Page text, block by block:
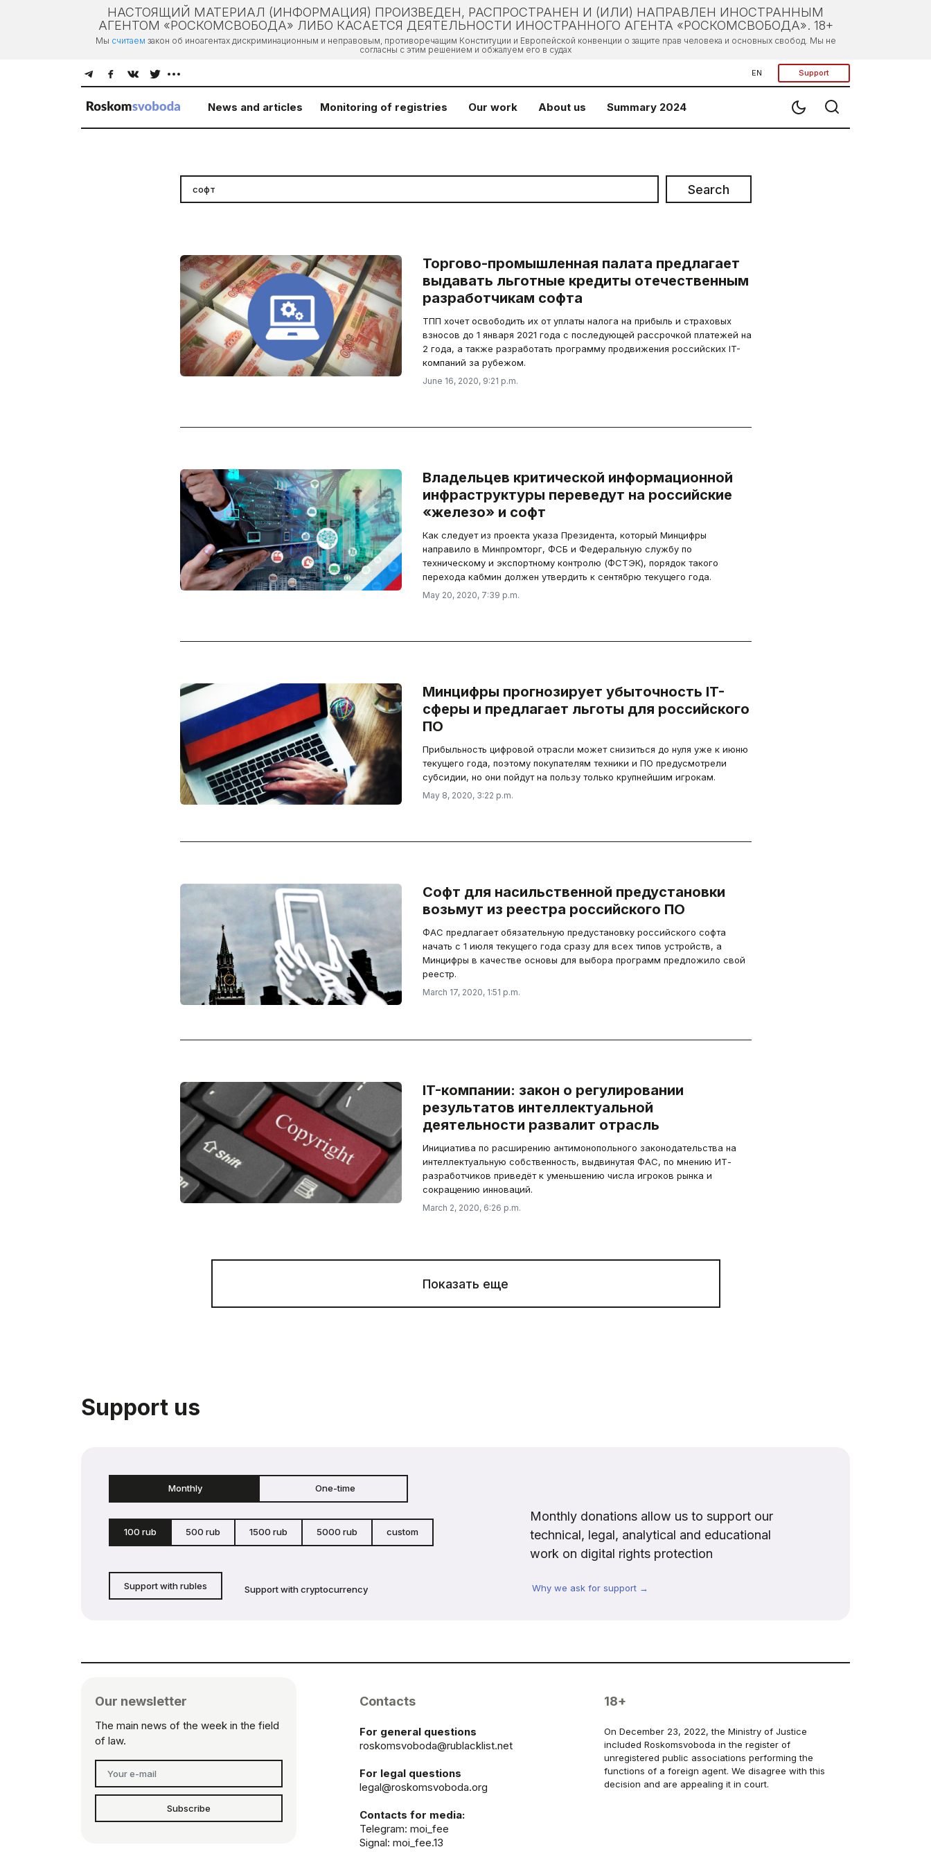
НАСТОЯЩИЙ МАТЕРИАЛ (ИНФОРМАЦИЯ) ПРОИЗВЕДЕН, РАСПРОСТРАНЕН И (ИЛИ) НАПРАВЛЕН ИНОСТРАННЫМ
АГЕНТОМ «РОСКОМСВОБОДА» ЛИБО КАСАЕТСЯ ДЕЯТЕЛЬНОСТИ ИНОСТРАННОГО АГЕНТА «РОСКОМСВОБОДА». 18+
Мы считаем закон об иноагентах дискриминационным и неправовым, противоречащим Конституции и Европейской конвенции о защите прав человека и основных свобод. Мы не
согласны с этим решением и обжалуем его в судах
EN Support
News and articles Monitoring of registries Our work About us Summary 2024
Search
Торгово-промышленная палата предлагает
выдавать льготные кредиты отечественным
разработчикам софта
ТПП хочет освободить их от уплаты налога на прибыль и страховых
взносов до 1 января 2021 года с последующей рассрочкой платежей на
2 года, а также разработать программу продвижения российских IT-
компаний за рубежом.
June 16, 2020, 9:21 p.m.
Владельцев критической информационной
инфраструктуры переведут на российские
«железо» и софт
Как следует из проекта указа Президента, который Минцифры
направило в Минпромторг, ФСБ и Федеральную службу по
техническому и экспортному контролю (ФСТЭК), порядок такого
перехода кабмин должен утвердить к сентябрю текущего года.
May 20, 2020, 7:39 p.m.
Минцифры прогнозирует убыточность IT-
сферы и предлагает льготы для российского
ПО
Прибыльность цифровой отрасли может снизиться до нуля уже к июню
текущего года, поэтому покупателям техники и ПО предусмотрели
субсидии, но они пойдут на пользу только крупнейшим игрокам.
May 8, 2020, 3:22 p.m.
Софт для насильственной предустановки
возьмут из реестра российского ПО
ФАС предлагает обязательную предустановку российского софта
начать с 1 июля текущего года сразу для всех типов устройств, а
Минцифры в качестве основы для выбора программ предложило свой
реестр.
March 17, 2020, 1:51 p.m.
IT-компании: закон о регулировании
результатов интеллектуальной
деятельности развалит отрасль
Инициатива по расширению антимонопольного законодательства на
интеллектуальную собственность, выдвинутая ФАС, по мнению ИТ-
разработчиков приведёт к уменьшению числа игроков рынка и
сокращению инноваций.
March 2, 2020, 6:26 p.m.
Показать еще
Support us
Monthly One-time
100 rub 500 rub 1500 rub 5000 rub custom
Support with rubles Support with cryptocurrency
Monthly donations allow us to support our
technical, legal, analytical and educational
work on digital rights protection
Why we ask for support →
Our newsletter
The main news of the week in the field
of law.
Subscribe
Contacts
For general questions
roskomsvoboda@rublacklist.net
For legal questions
legal@roskomsvoboda.org
Contacts for media:
Telegram: moi_fee
Signal: moi_fee.13
18+
On December 23, 2022, the Ministry of Justice
included Roskomsvoboda in the register of
unregistered public associations performing the
functions of a foreign agent. We disagree with this
decision and are appealing it in court.